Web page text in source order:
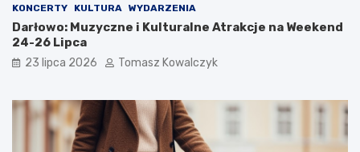
KONCERTY KULTURA WYDARZENIA
Darłowo: Muzyczne i Kulturalne Atrakcje na Weekend
24-26 Lipca
23 lipca 2026 Tomasz Kowalczyk